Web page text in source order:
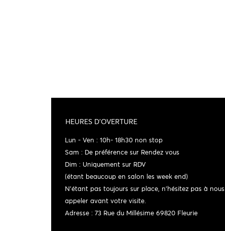
HEURES D'OVERTURE
Lun - Ven : 10h- 18h30 non stop
Sam : De préférence sur Rendez vous
Dim : Uniquement sur RDV
(étant beaucoup en salon les week end)
N'étant pas toujours sur place, n'hésitez pas à nous
appeler avant votre visite.
Adresse : 73 Rue du Millésime 69820 Fleurie